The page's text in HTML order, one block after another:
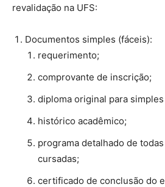
revalidação na UFS:
Documentos simples (fáceis):
requerimento;
comprovante de inscrição;
diploma original para
histórico acadêmico;
programa detalhado de
cursadas;
certificado de conclusão do